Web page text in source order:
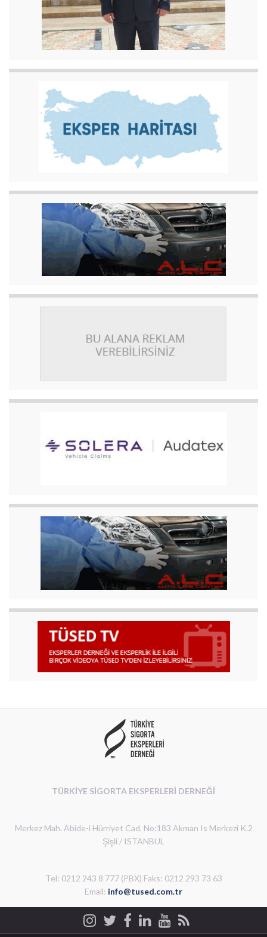
TÜRKİYE SİGORTA EKSPERLERİ DERNEĞİ
Merkez Mah. Abide-i Hürriyet Cad. No:183 Akman Is Merkezi K.2
Şişli / ISTANBUL
Tel: 0212 243 8 777 (PBX) Faks: 0212 293 73 63
Email: info@tused.com.tr